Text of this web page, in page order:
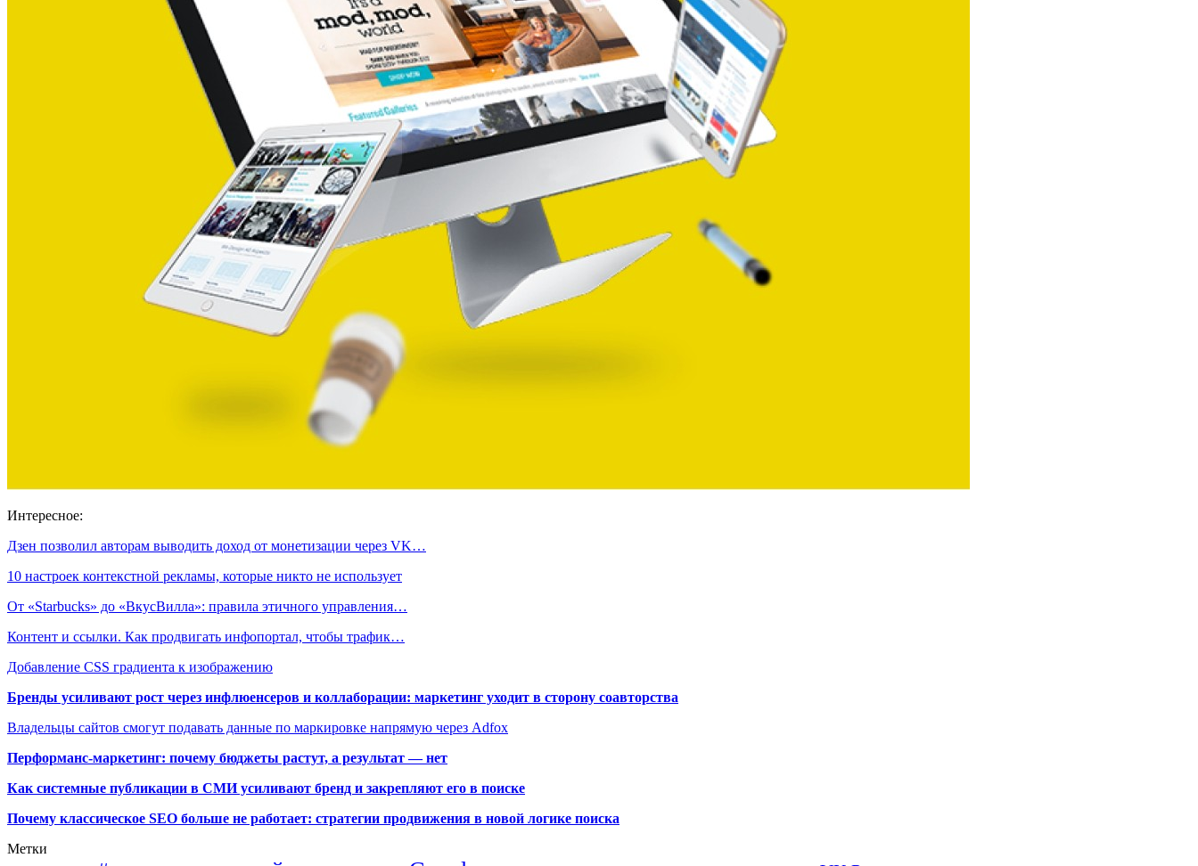
Интересное:
Дзен позволил авторам выводить доход от монетизации через VK…
10 настроек контекстной рекламы, которые никто не использует
От «Starbucks» до «ВкусВилла»: правила этичного управления…
Контент и ссылки. Как продвигать инфопортал, чтобы трафик…
Добавление CSS градиента к изображению
Бренды усиливают рост через инфлюенсеров и коллаборации: маркетинг уходит в сторону соавторства
Владельцы сайтов смогут подавать данные по маркировке напрямую через Adfox
Перформанс-маркетинг: почему бюджеты растут, а результат — нет
Как системные публикации в СМИ усиливают бренд и закрепляют его в поиске
Почему классическое SEO больше не работает: стратегии продвижения в новой логике поиска
Метки